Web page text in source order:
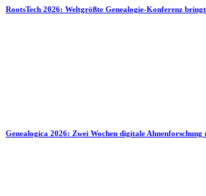
RootsTech 2026: Weltgrößte Genealogie-Konferenz
Genealogica 2026: Zwei Wochen digitale